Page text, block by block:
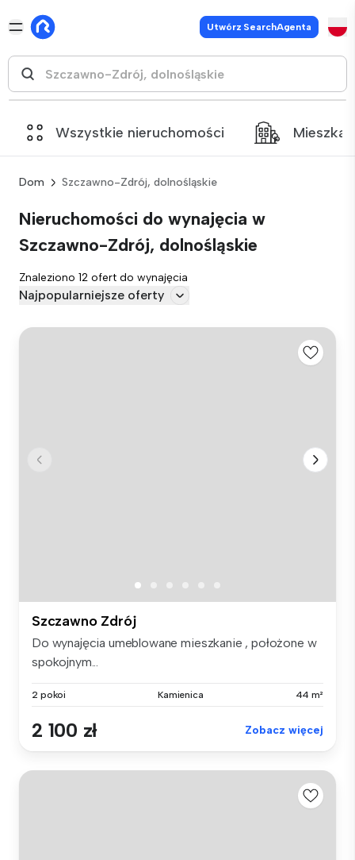
Utwórz SearchAgenta
Wszystkie nieruchomości
Dom Szczawno-Zdrój, dolnośląskie
Nieruchomości do wynajęcia w
Szczawno-Zdrój, dolnośląskie
Znaleziono 12 ofert do wynajęcia
Najpopularniejsze oferty
Szczawno Zdrój
Do wynajęcia umeblowane mieszkanie , położone w
spokojnym...
2 pokoi Kamienica 44 m²
2 100 zł Zobacz więcej